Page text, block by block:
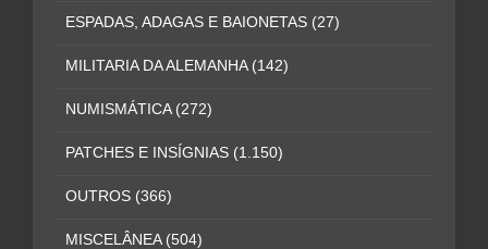
ESPADAS, ADAGAS E BAIONETAS (27)
MILITARIA DA ALEMANHA (142)
NUMISMÁTICA (272)
PATCHES E INSÍGNIAS (1.150)
OUTROS (366)
MISCELÂNEA (504)